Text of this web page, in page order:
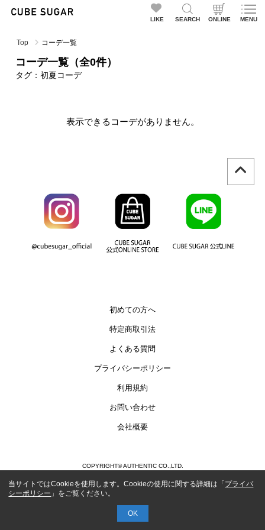
LIKE SEARCH ONLINE MENU
Top コーデ一覧
コーデ一覧（全0件）
タグ：初夏コーデ
表示できるコーデがありません。
初めての方へ
特定商取引法
よくある質問
プライバシーポリシー
利用規約
お問い合わせ
会社概要
COPYRIGHT© AUTHENTIC CO.,LTD.
当サイトではCookieを使用します。Cookieの使用に関する詳細は「プライバ
シーポリシー 」をご覧ください。
OK